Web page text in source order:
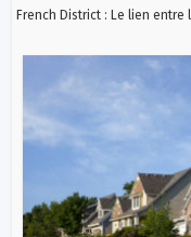
French District : Le lien